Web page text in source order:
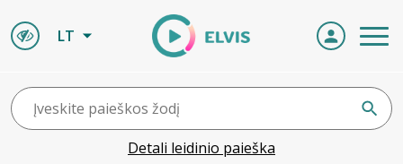
LT
Detali leidinio paieška